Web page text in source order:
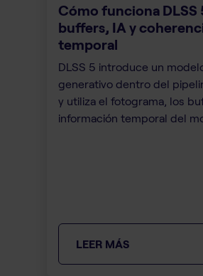
Cómo funciona DLSS
buffers, IA y
temporal
DLSS 5 introduce un
generativo dentro del
y utiliza el fotograma, los
información temporal del
LEER MÁS